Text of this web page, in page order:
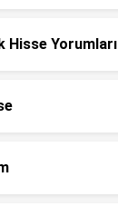
Hisse Yorumları